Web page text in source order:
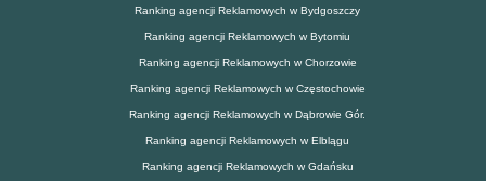
Ranking agencji Reklamowych w Bydgoszczy
Ranking agencji Reklamowych w Bytomiu
Ranking agencji Reklamowych w Chorzowie
Ranking agencji Reklamowych w Częstochowie
Ranking agencji Reklamowych w Dąbrowie Gór.
Ranking agencji Reklamowych w Elblągu
Ranking agencji Reklamowych w Gdańsku